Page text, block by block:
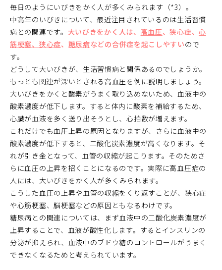
毎日のようにいびきをかく人が多くみられます（*3）。
中高年のいびきについて、最近注目されているのは生活習慣
病との関連です。 大いびきをかく人は、 高血圧、狭心症、心
筋梗塞、狭心症、 糖尿病などの合併症を起こしやすいので
す。
どうして大いびきが、生活習慣病と関係あるのでしょうか。
もっとも関連が深いとされる高血圧を例に説明しましょう。
大いびきをかくと酸素がうまく取り込めないため、血液中の
酸素濃度が低下します。すると体内に酸素を補給するため、
心臓が血液を多く送り出そうとし、心拍数が増えます。
これだけでも血圧上昇の原因となりますが、さらに血液中の
酸素濃度が低下すると、二酸化炭素濃度が高くなります。そ
れが引き金となって、血管の収縮が起こります。そのためさ
らに血圧の上昇を招くことになるのです。実際に高血圧症の
人には、大いびきをかく人が多くみられます。
こうした血圧の上昇や血管の収縮をくり返すことが、狭心症
や心筋梗塞、脳梗塞などの原因ともなるわけです。
糖尿病との関連については、まず血液中の二酸化炭素濃度が
上昇することで、血液が酸性化します。するとインスリンの
分泌が抑えられ、血液中のブドウ糖のコントロールがうまく
できなくなるためと考えられています。